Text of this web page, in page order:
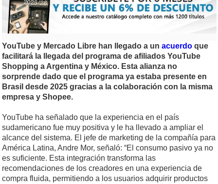
YouTube y Mercado Libre han llegado a un acuerdo que
facilitará la llegada del programa de afiliados YouTube
Shopping a Argentina y México. Esta alianza no
sorprende dado que el programa ya estaba presente en
Brasil desde 2025 gracias a la colaboración con la misma
empresa y Shopee.
YouTube ha señalado que la experiencia en el país
sudamericano fue muy positiva y le ha llevado a ampliar el
alcance del sistema. El jefe de marketing de la compañía para
América Latina, Andre Mor, señaló: “El consumo pasivo ya no
es suficiente. Esta integración transforma las
recomendaciones de los creadores en una experiencia de
compra fluida, permitiendo a los usuarios adquirir productos